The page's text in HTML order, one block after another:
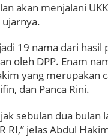
akan menjalani
ujarnya.
19 nama dari hasil
oleh DPP. Enam
yang merupakan
dan Panca Rini.
sebulan dua bulan
RI,” jelas Abdul